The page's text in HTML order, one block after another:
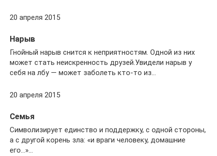
20 апреля 2015
Нарыв
Гнойный нарыв снится к неприятностям. Одной из них
может стать неискренность друзей.Увидели нарыв у
себя на лбу — может заболеть кто-то из…
20 апреля 2015
Семья
Символизирует единство и поддержку, с одной стороны,
а с другой корень зла: «и враги человеку, домашние
его…»…